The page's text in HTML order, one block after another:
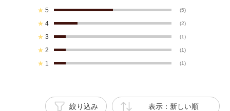
★ 5 (5)
★ 4 (2)
★ 3 (1)
★ 2 (1)
★ 1 (1)
絞り込み 表示：新しい順